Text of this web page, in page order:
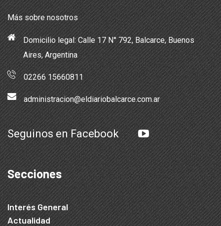
Más sobre nosotros
Domicilio legal: Calle 17 N° 792, Balcarce, Buenos
Aires, Argentina
02266 15660811
administracion@eldiariobalcarce.com.ar
Seguinos en Facebook
Secciones
Interés General
Actualidad